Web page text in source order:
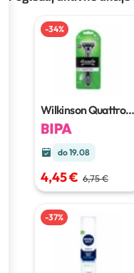
-34%
Wilkinson Quattro
brijač3/1
do 19.08
4,45 € 6,75 €
-37%